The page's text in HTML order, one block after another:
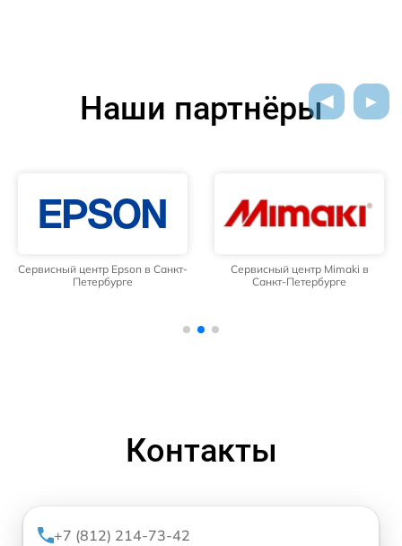
Наши партнёры
Сервисный центр Epson в Санкт-
Петербурге
Сервисный центр Mimaki в
Санкт-Петербурге
Контакты
+7 (812) 214-73-42